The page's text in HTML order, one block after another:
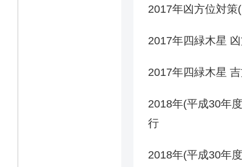
2017年凶方位対策
2017年四緑木星
2017年四緑木星
2018年(平成30年
行
2018年(平成30年